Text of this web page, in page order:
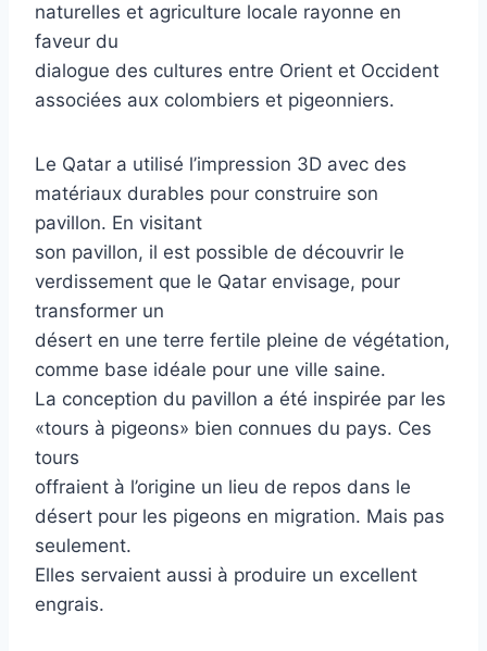
naturelles et agriculture locale rayonne en
faveur du
dialogue des cultures entre Orient et Occident
associées aux colombiers et pigeonniers.
Le Qatar a utilisé l’impression 3D avec des
matériaux durables pour construire son
pavillon. En visitant
son pavillon, il est possible de découvrir le
verdissement que le Qatar envisage, pour
transformer un
désert en une terre fertile pleine de végétation,
comme base idéale pour une ville saine.
La conception du pavillon a été inspirée par les
«tours à pigeons» bien connues du pays. Ces
tours
offraient à l’origine un lieu de repos dans le
désert pour les pigeons en migration. Mais pas
seulement.
Elles servaient aussi à produire un excellent
engrais.